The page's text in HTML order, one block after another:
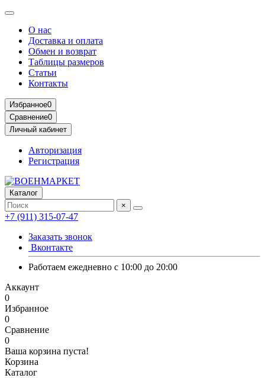
О нас
Доставка и оплата
Обмен и возврат
Таблицы размеров
Статьи
Контакты
Избранное0
Сравнение0
Личный кабинет
Авторизация
Регистрация
Каталог
×
+7 (911) 315-07-47
Заказать звонок
Вконтакте
Работаем ежедневно с 10:00 до 20:00
Аккаунт
0
Избранное
0
Сравнение
0
Ваша корзина пуста!
Корзина
Каталог